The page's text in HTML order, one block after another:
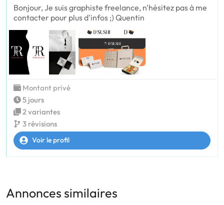
Bonjour, Je suis graphiste freelance, n'hésitez pas à me
contacter pour plus d'infos ;) Quentin
Montant privé
5 jours
2 variantes
3 révisions
Voir le profil
Annonces similaires